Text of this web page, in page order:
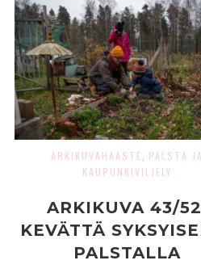
ARKIKUVAHAASTE
PALSTA JA
KAUPUNKIVILJELY
ARKIKUVA 43/
KEVÄTTÄ
PALSTALLA